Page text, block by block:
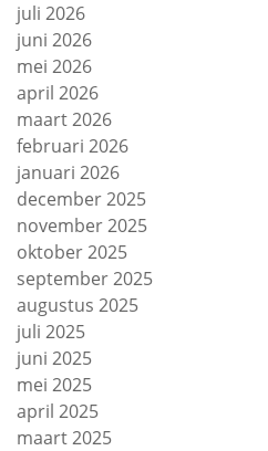
juli 2026
juni 2026
mei 2026
april 2026
maart 2026
februari 2026
januari 2026
december 2025
november 2025
oktober 2025
september 2025
augustus 2025
juli 2025
juni 2025
mei 2025
april 2025
maart 2025